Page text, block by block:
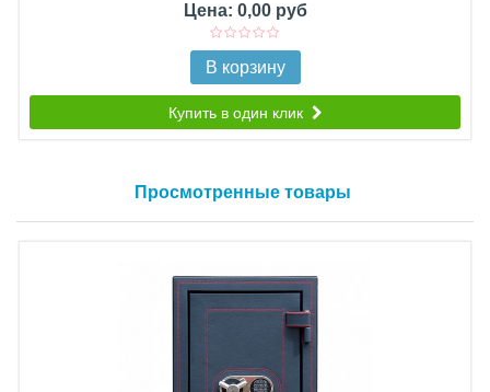
Цена: 0,00 руб
В корзину
Купить в один клик
Просмотренные товары